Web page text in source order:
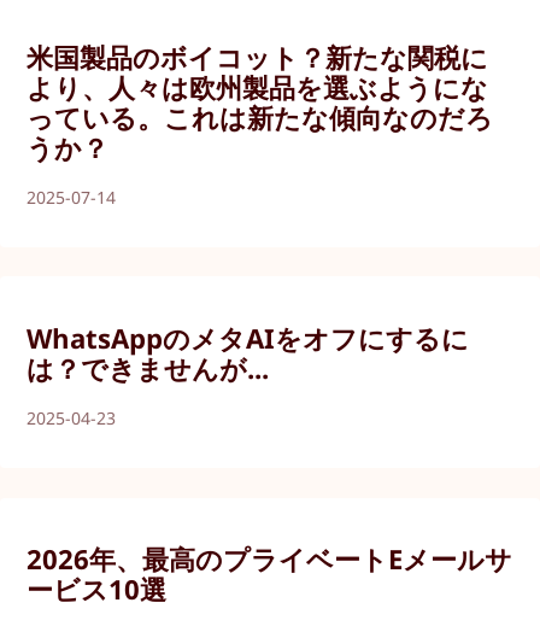
米国製品のボイコット？新たな関税に
より、人々は欧州製品を選ぶようにな
っている。これは新たな傾向なのだろ
うか？
2025-07-14
WhatsAppのメタAIをオフにするに
は？できませんが...
2025-04-23
2026年、最高のプライベートEメールサ
ービス10選